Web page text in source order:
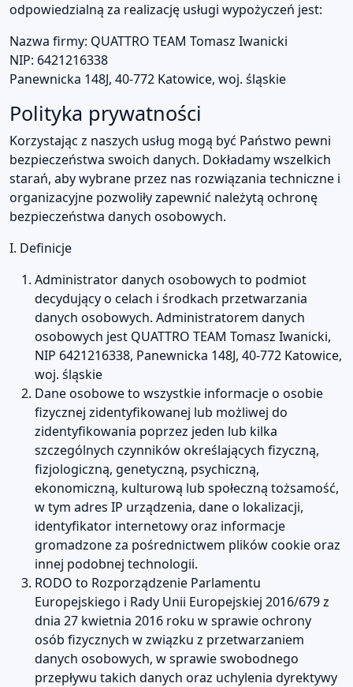
odpowiedzialną za realizację usługi wypożyczeń jest:
Nazwa firmy: QUATTRO TEAM Tomasz Iwanicki
NIP: 6421216338
Panewnicka 148J, 40-772 Katowice, woj. śląskie
Polityka prywatności
Korzystając z naszych usług mogą być Państwo pewni
bezpieczeństwa swoich danych. Dokładamy wszelkich
starań, aby wybrane przez nas rozwiązania techniczne i
organizacyjne pozwoliły zapewnić należytą ochronę
bezpieczeństwa danych osobowych.
I. Definicje
Administrator danych osobowych to podmiot
decydujący o celach i środkach przetwarzania
danych osobowych. Administratorem danych
osobowych jest QUATTRO TEAM Tomasz Iwanicki,
NIP 6421216338, Panewnicka 148J, 40-772 Katowice,
woj. śląskie
Dane osobowe to wszystkie informacje o osobie
fizycznej zidentyfikowanej lub możliwej do
zidentyfikowania poprzez jeden lub kilka
szczególnych czynników określających fizyczną,
fizjologiczną, genetyczną, psychiczną,
ekonomiczną, kulturową lub społeczną tożsamość,
w tym adres IP urządzenia, dane o lokalizacji,
identyfikator internetowy oraz informacje
gromadzone za pośrednictwem plików cookie oraz
innej podobnej technologii.
RODO to Rozporządzenie Parlamentu
Europejskiego i Rady Unii Europejskiej 2016/679 z
dnia 27 kwietnia 2016 roku w sprawie ochrony
osób fizycznych w związku z przetwarzaniem
danych osobowych, w sprawie swobodnego
przepływu takich danych oraz uchylenia dyrektywy